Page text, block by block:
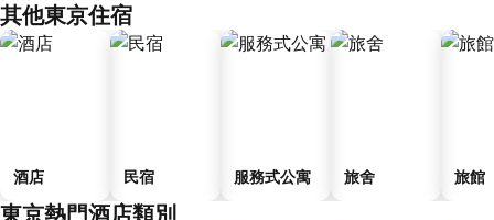
其他東京住宿
酒店 民宿 服務式公寓 旅舍 旅館
東京熱門酒店類別